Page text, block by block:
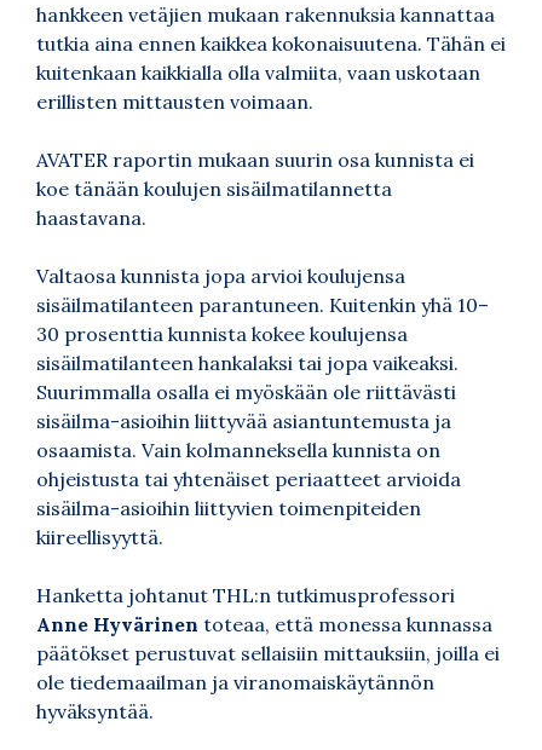
hankkeen vetäjien mukaan rakennuksia kannattaa
tutkia aina ennen kaikkea kokonaisuutena. Tähän ei
kuitenkaan kaikkialla olla valmiita, vaan uskotaan
erillisten mittausten voimaan.
AVATER raportin mukaan suurin osa kunnista ei
koe tänään koulujen sisäilmatilannetta
haastavana.
Valtaosa kunnista jopa arvioi koulujensa
sisäilmatilanteen parantuneen. Kuitenkin yhä 10–
30 prosenttia kunnista kokee koulujensa
sisäilmatilanteen hankalaksi tai jopa vaikeaksi.
Suurimmalla osalla ei myöskään ole riittävästi
sisäilma-asioihin liittyvää asiantuntemusta ja
osaamista. Vain kolmanneksella kunnista on
ohjeistusta tai yhtenäiset periaatteet arvioida
sisäilma-asioihin liittyvien toimenpiteiden
kiireellisyyttä.
Hanketta johtanut THL:n tutkimusprofessori
Anne Hyvärinen toteaa, että monessa kunnassa
päätökset perustuvat sellaisiin mittauksiin, joilla ei
ole tiedemaailman ja viranomaiskäytännön
hyväksyntää.